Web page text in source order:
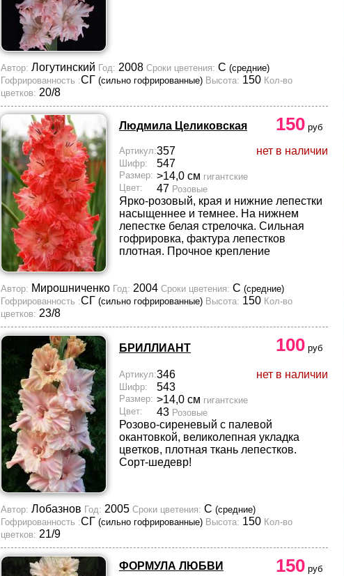
Автор: Логутинский Год: 2008 Сроки цветения: С (средние)
Гофрированность :СГ (сильно гофрированные) Высота: 150 Кол-во
цветков: 20/8
Людмила Целиковская 150 руб
нет в наличии
Артикул:357
Шифр: 547
Размер: >14,0 см гигантские
Цвет:
47 Розовые
Ярко-розовый, края и нижние лепестки
насыщеннее и темнее. На нижнем
лепестке белая стрелочка. Сильная
гофрировка, фактура лепестков
плотная. Прочное крепление
Автор: Мирошниченко Год: 2004 Сроки цветения: С (средние)
Гофрированность :СГ (сильно гофрированные) Высота: 150 Кол-во
цветков: 23/8
БРИЛЛИАНТ 100 руб
нет в наличии
Артикул:346
Шифр: 543
Размер: >14,0 см гигантские
Цвет:
43 Розовые
Розово-сиреневый с палевой
окантовкой, великолепная укладка
цветков, плотная ткань лепестков.
Сорт-шедевр!
Автор: Лобазнов Год: 2005 Сроки цветения: С (средние)
Гофрированность :СГ (сильно гофрированные) Высота: 150 Кол-во
цветков: 21/9
ФОРМУЛА ЛЮБВИ 150 руб